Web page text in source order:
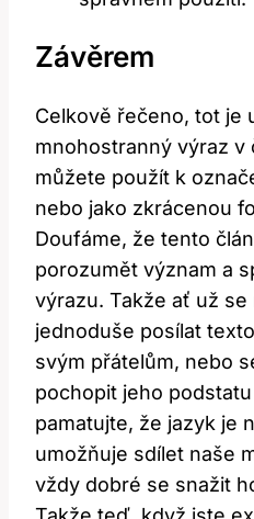
Závěrem
Celkově řečeno, tot je
mnohostranný výraz
můžete použít k
nebo jako zkrácenou
Doufáme, že tento
porozumět význam a
výrazu. Takže ať už
jednoduše posílat
svým přátelům, nebo
pochopit jeho
pamatujte, že jazyk je
umožňuje sdílet naše
vždy dobré se snažit